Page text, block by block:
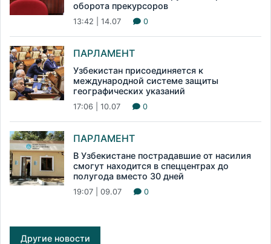
оборота прекурсоров
13:42 | 14.07 0
ПАРЛАМЕНТ
Узбекистан присоединяется к
международной системе защиты
географических указаний
17:06 | 10.07 0
ПАРЛАМЕНТ
В Узбекистане пострадавшие от насилия
смогут находится в спеццентрах до
полугода вместо 30 дней
19:07 | 09.07 0
Другие новости